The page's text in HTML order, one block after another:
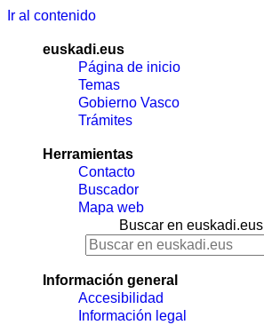
Ir al contenido
euskadi.eus
Página de inicio
Temas
Gobierno Vasco
Trámites
Herramientas
Contacto
Buscador
Mapa web
Buscar en euskadi.eus
Información general
Accesibilidad
Información legal